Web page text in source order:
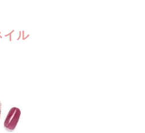
イル